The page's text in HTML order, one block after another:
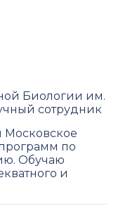
Биологии им.
сотрудник
Московское
по
Обучаю
и